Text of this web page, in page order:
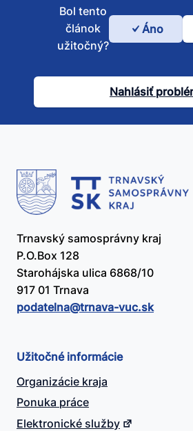
Bol
Bol tento
článok
užitočný?
Áno
Nahlásiť
Trnavský samosprávny kraj
P.O.Box 128
Starohájska ulica 6868/10
917 01 Trnava
podatelna@​trnava-vuc.sk
Užitočné informácie
Organizácie kraja
Ponuka práce
Elektronické služby